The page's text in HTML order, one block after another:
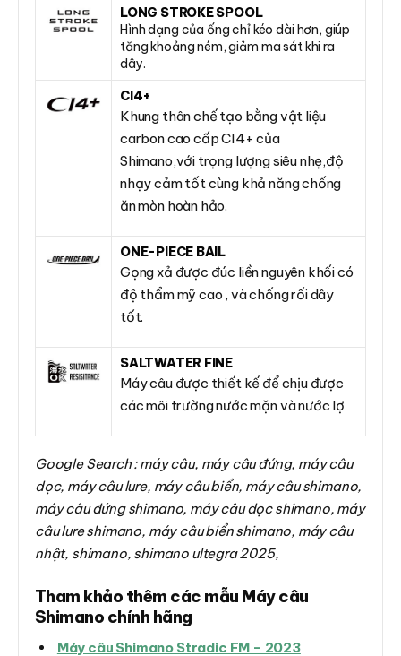
LONG STROKE SPOOL
Hình dạng của ống chỉ kéo dài hơn, giúp
tăng khoảng ném, giảm ma sát khi ra
dây.
CI4+
Khung thân chế tạo bằng vật liệu
carbon cao cấp CI4+ của
Shimano,với trọng lượng siêu nhẹ,độ
nhạy cảm tốt cùng khả năng chống
ăn mòn hoàn hảo.
ONE-PIECE BAIL
Gọng xả được đúc liền nguyên khối có
độ thẩm mỹ cao , và chống rối dây
tốt.
SALTWATER FINE
Máy câu được thiết kế để chịu được
các môi trường nước mặn và nước lợ
Google Search : máy câu, máy câu đứng, máy câu
dọc, máy câu lure, máy câu biển, máy câu shimano,
máy câu đứng shimano, máy câu dọc shimano, máy
câu lure shimano, máy câu biển shimano, máy câu
nhật, shimano, shimano ultegra 2025,
Tham khảo thêm các mẫu Máy câu
Shimano chính hãng
Máy câu Shimano Stradic FM – 2023